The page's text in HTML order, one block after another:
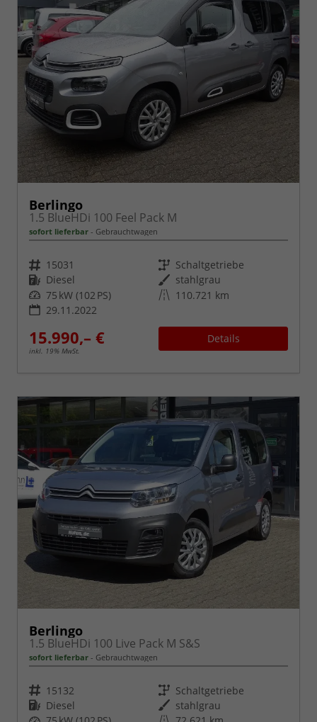
Berlingo
1.5 BlueHDi 100 Feel Pack M
sofort lieferbar Gebrauchtwagen
Fahrzeugnr. 15031 Getriebe Schaltgetriebe
Kraftstoff Diesel Außenfarbe stahlgrau
Leistung 75 kW (102 PS) Kilometerstand 110.721 km
29.11.2022
15.990,– €
inkl. 19% MwSt.
Details
Berlingo
1.5 BlueHDi 100 Live Pack M S&S
sofort lieferbar Gebrauchtwagen
Fahrzeugnr. 15132 Getriebe Schaltgetriebe
Kraftstoff Diesel Außenfarbe stahlgrau